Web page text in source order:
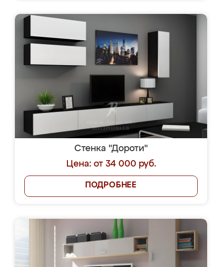
Стенка "Дороти"
Цена: от 34 000 руб.
ПОДРОБНЕЕ